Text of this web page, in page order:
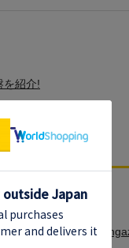
紹介!
/Aretha Franklin /